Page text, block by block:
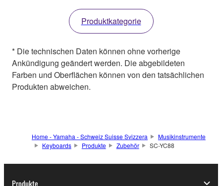
Produktkategorie
* Die technischen Daten können ohne vorherige
Ankündigung geändert werden. Die abgebildeten
Farben und Oberflächen können von den tatsächlichen
Produkten abweichen.
Home - Yamaha - Schweiz Suisse Svizzera
Musikinstrumente
Keyboards
Produkte Zubehör SC-YC88
Produkte